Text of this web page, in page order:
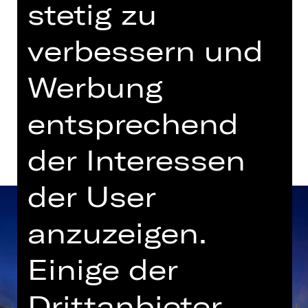
Gluck-Saal
Tickets
Termine und Besetzung
stetig zu
verbessern und
Werbung
entsprechend
der Interessen
der User
anzuzeigen.
Einige der